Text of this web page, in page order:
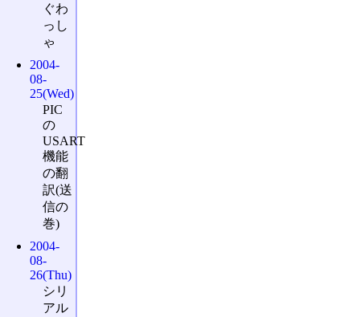
ぐわ
っし
ゃ
2004-
08-
25(Wed)
PIC
の
USART
機能
の翻
訳(送
信の
巻)
2004-
08-
26(Thu)
シリ
アル